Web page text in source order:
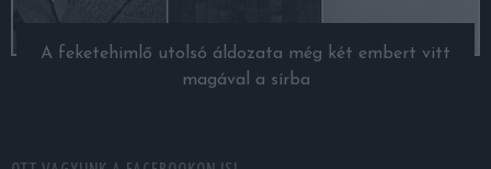
A feketehimlő utolsó áldozata még két embert vitt
magával a sírba